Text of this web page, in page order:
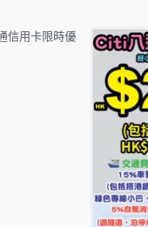
信用卡限時優